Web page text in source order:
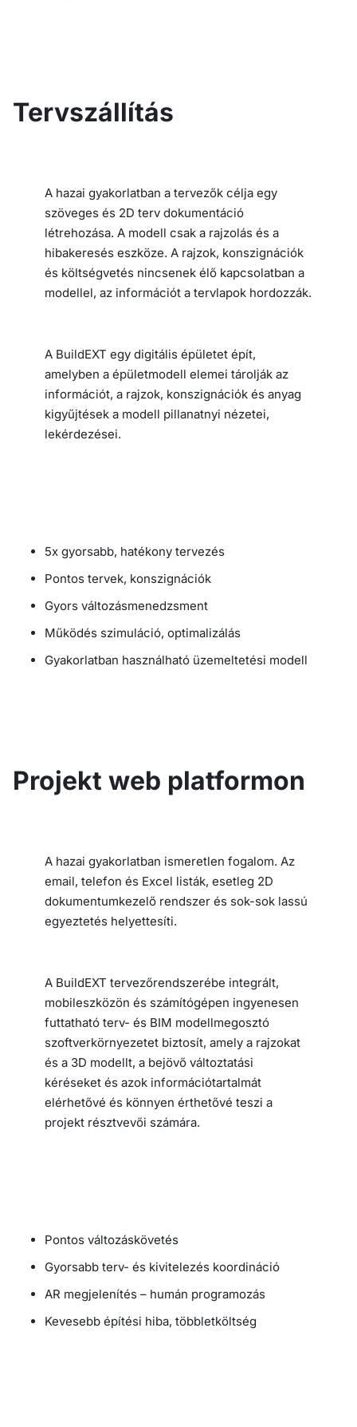
Tervszállítás
A hazai gyakorlatban a tervezők célja egy
szöveges és 2D terv dokumentáció
létrehozása. A modell csak a rajzolás és a
hibakeresés eszköze. A rajzok, konszignációk
és költségvetés nincsenek élő kapcsolatban a
modellel, az információt a tervlapok hordozzák.
A BuildEXT egy digitális épületet épít,
amelyben a épületmodell elemei tárolják az
információt, a rajzok, konszignációk és anyag
kigyűjtések a modell pillanatnyi nézetei,
lekérdezései.
5x gyorsabb, hatékony tervezés
Pontos tervek, konszignációk
Gyors változásmenedzsment
Működés szimuláció, optimalizálás
Gyakorlatban használható üzemeltetési modell
Projekt web platformon
A hazai gyakorlatban ismeretlen fogalom. Az
email, telefon és Excel listák, esetleg 2D
dokumentumkezelő rendszer és sok-sok lassú
egyeztetés helyettesíti.
A BuildEXT tervezőrendszerébe integrált,
mobileszközön és számítógépen ingyenesen
futtatható terv- és BIM modellmegosztó
szoftverkörnyezetet biztosít, amely a rajzokat
és a 3D modellt, a bejövő változtatási
kéréseket és azok információtartalmát
elérhetővé és könnyen érthetővé teszi a
projekt résztvevői számára.
Pontos változáskövetés
Gyorsabb terv- és kivitelezés koordináció
AR megjelenítés – humán programozás
Kevesebb építési hiba, többletköltség